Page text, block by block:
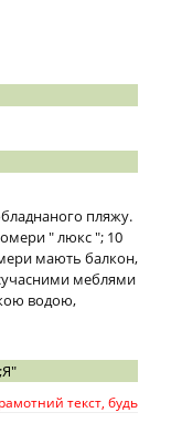
пляжу.
" люкс "; 10
мають балкон,
меблями
водою,
текст, будь